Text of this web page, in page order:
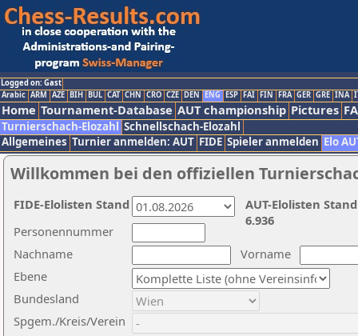
Logged on: Gast
Arabic ARM AZE BIH BUL CAT CHN CRO CZE DEN ENG ESP FAI FIN FRA GER GRE INA
Home Tournament-Database AUT championship Pictures
Turnierschach-Elozahl Schnellschach-Elozahl
Allgemeines Turnier anmelden: AUT FIDE Spieler anmelden Elo
Willkommen bei den offiziellen
Nachname
Vorname
Ebene
Personennummer
Bundesland
Spgem./Kreis/Verein
AUT-Elolisten
6.936
FIDE-Elolisten Stand